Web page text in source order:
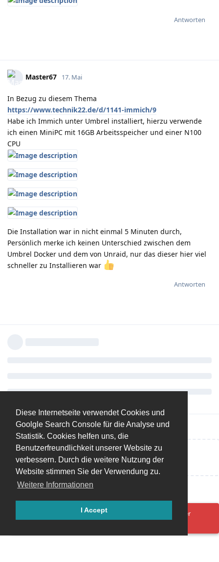
Diese Internetseite verwendet Cookies und
Goolgle Search Console für die Analyse und
Statistik. Cookies helfen uns, die
Benutzerfreundlichkeit unserer Website zu
verbessern. Durch die weitere Nutzung der
Website stimmen Sie der Verwendung zu.
Weitere Informationen
I Accept
Antworten
Master67 17. Mai
In Bezug zu diesem Thema
https://www.technik22.de/d/1141-immich/9
Habe ich Immich unter Umbrel installiert, hierzu verwende
ich einen MiniPC mit 16GB Arbeitsspeicher und einer N100
CPU
Die Installation war in nicht einmal 5 Minuten durch,
Persönlich merke ich keinen Unterschied zwischen dem
Umbrel Docker und dem von Unraid, nur das dieser hier viel
schneller zu Installieren war
Antworten
Eine Antwort schreiben…
Ups! Da ist was schief gelaufen. Bitte lade die Seite neu oder
versuche es erneut.